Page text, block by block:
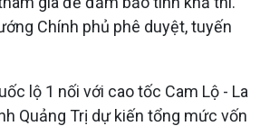
Chính phủ phê duyệt, tuyến
lộ 1 nối với cao tốc Cam Lộ - La
Quảng Trị dự kiến tổng mức vốn